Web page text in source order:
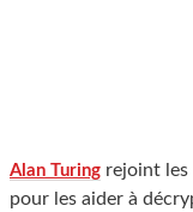
Alan Turing rejoint les
pour les aider à